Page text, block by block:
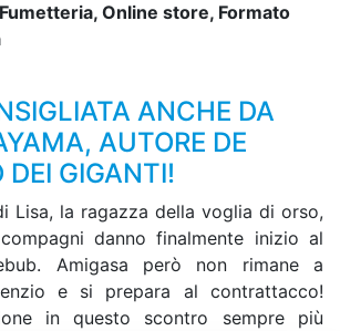
Fumetteria, Online store, Formato
ANCHE DA
AUTORE DE
DEI GIGANTI!
Lisa, la ragazza della voglia di orso,
danno finalmente inizio al
Amigasa però non rimane a
e si prepara al contrattacco!
in questo scontro sempre più